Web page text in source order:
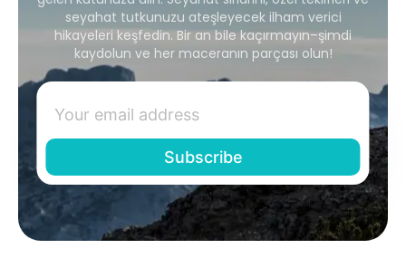
seyahat tutkunuzu ateşleyecek ilham verici
hikayeleri keşfedin. Bir an bile kaçırmayın–şimdi
kaydolun ve her maceranın parçası olun!